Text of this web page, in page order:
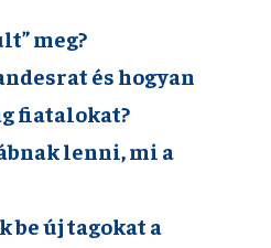
meg?
és hogyan
fiatalokat?
lenni, mi a
be új tagokat a